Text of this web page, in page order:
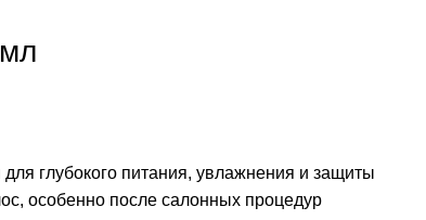
глубокого питания, увлажнения и защиты
особенно после салонных процедур